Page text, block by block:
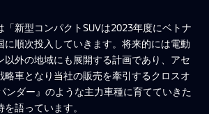
「新型コンパクトSUVは2023年度にベトナ
に順次投入していきます。将来的には電動
以外の地域にも展開する計画であり、アセ
略車となり当社の販売を牽引するクロスオ
ンダー』のような主力車種に育てていきた
語っています。